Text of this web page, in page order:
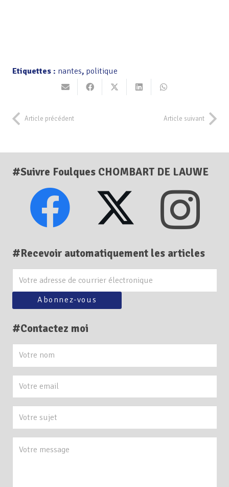
Etiquettes : nantes, politique
Article précédent Article suivant
#Suivre Foulques CHOMBART DE LAUWE
#Recevoir automatiquement les articles
#Contactez moi